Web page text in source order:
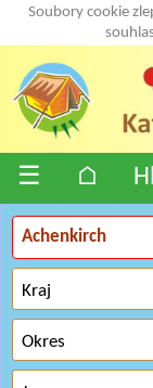
Soubory cookie
☰ ⌂